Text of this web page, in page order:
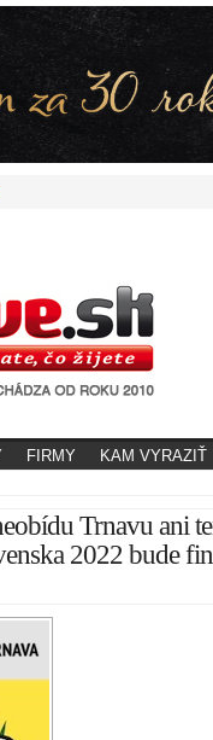
FIRMY KAM VYRAZIŤ
Trnavu ani
2022 bude